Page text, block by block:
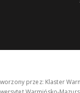
przez: Klaster